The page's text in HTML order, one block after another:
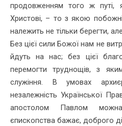
продовженням того ж путі,
Христові, – то з якою
належить не тільки берегти,
Без цієї сили Божої нам не
йдуть на нас; без цієї
перемогти труднощів, з
служіння. В умовах
незалежність Української
апостолом Павлом
єпископства бажає, доброго